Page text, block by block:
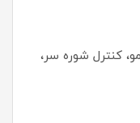
متعادل کننده PH مو، کنترل شوره سر،